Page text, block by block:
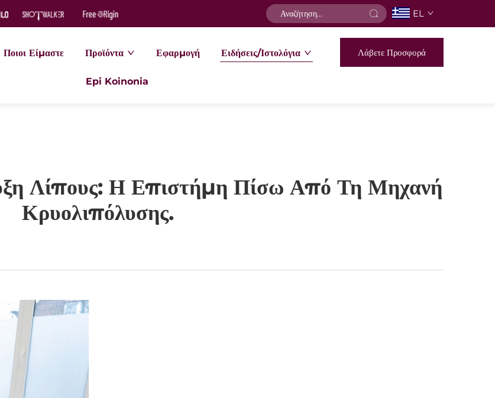
EL
Ποιοι Είμαστε Προϊόντα Εφαρμογή Ειδήσεις/Ιστολόγια
Epi Koinonia
Λάβετε Προσφορά
Λίπους: Η Επιστήμη Πίσω Από Τη Μηχανή
Κρυολιπόλυσης.